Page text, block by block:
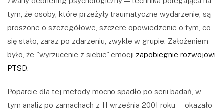
tym, że osoby, które przeżyły traumatyczne wydarzenie, są
proszone o szczegółowe, szczere opowiedzenie o tym, co
się stało, zaraz po zdarzeniu, zwykle w grupie. Założeniem
było, że "wyrzucenie z siebie" emocji zapobiegnie rozwojowi
PTSD.
Poparcie dla tej metody mocno spadło po serii badań, w
tym analiz po zamachach z 11 września 2001 roku — okazało